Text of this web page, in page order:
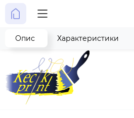
Опис Характеристики